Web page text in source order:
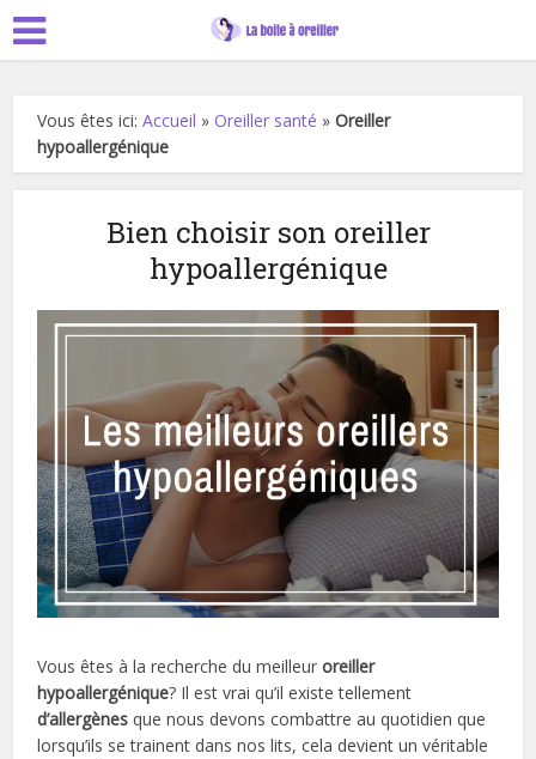
Vous êtes ici:Accueil » Oreiller santé »Oreiller
hypoallergénique
Bien choisir son oreiller
hypoallergénique
Vous êtes à la recherche du meilleuroreiller
hypoallergénique? Il est vrai qu’il existe tellement
d’allergènes que nous devons combattre au quotidien que
lorsqu’ils se trainent dans nos lits, cela devient un véritable